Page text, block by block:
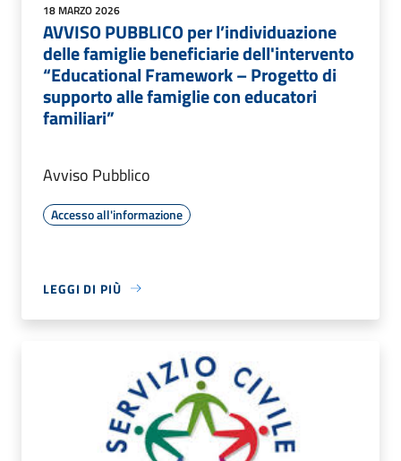
18 MARZO 2026
AVVISO PUBBLICO per l’individuazione
delle famiglie beneficiarie dell'intervento
“Educational Framework – Progetto di
supporto alle famiglie con educatori
familiari”
Avviso Pubblico
Accesso all'informazione
LEGGI DI PIÙ